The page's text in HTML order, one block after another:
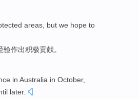
areas, but we hope to
验作出积极贡献。
in Australia in October,
later.